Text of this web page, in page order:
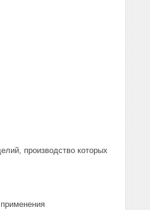
производство которых